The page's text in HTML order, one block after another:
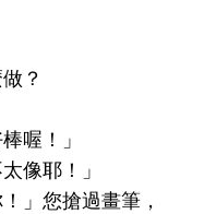
？
喔！」
像耶！」
」您搶過畫筆，